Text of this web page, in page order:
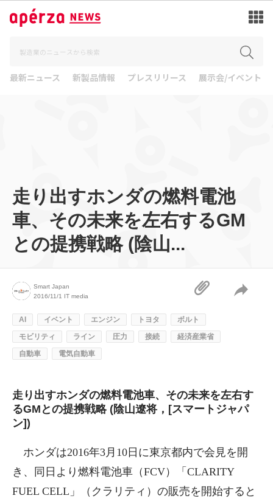
最新ニュース 新製品情報 プレスリリース 展示会/イベント
走り出すホンダの燃料電池
車、その未来を左右するGM
との提携戦略 (陰山...
Smart Japan
2016/11/1 IT media
AI イベント エンジン トヨタ
ボルト
モビリティ
ライン 圧力 接続
経済産業省
自動車
電気自動車
走り出すホンダの燃料電池車、その未来を左右す
るGMとの提携戦略 (陰山遼将，[スマートジャパ
ン])
ホンダは2016年3月10日に東京都内で会見を開
き、同日より燃料電池車（FCV）「CLARITY
FUEL CELL」（クラリティ）の販売を開始すると